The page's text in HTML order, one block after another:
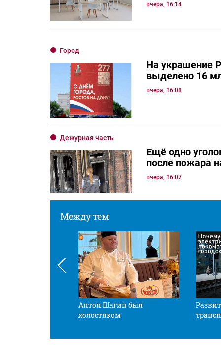
вчера, 16:14
Город
На украшение
выделено 16
вчера, 16:08
Дежурная часть
Ещё одно
после пожара
вчера, 16:07
Между тем
Антон Шагин был
холостяком